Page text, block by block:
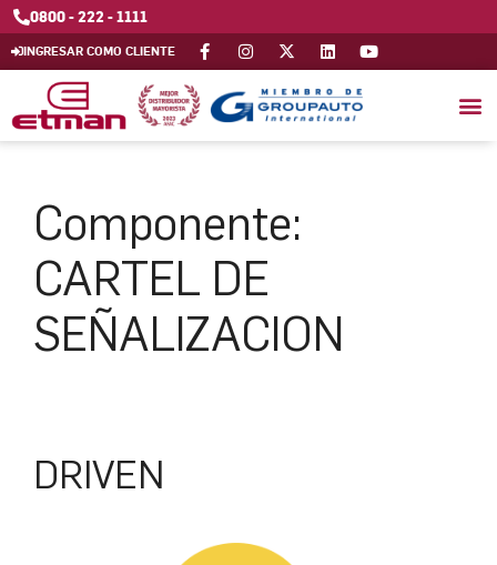
0800 - 222 - 1111
INGRESAR COMO CLIENTE
Componente:
CARTEL DE
SEÑALIZACION
DRIVEN